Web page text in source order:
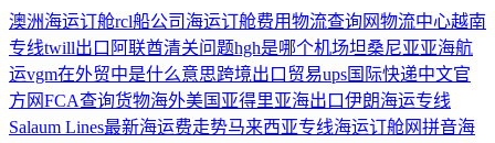
澳洲海运订舱rcl船公司 海运订舱费用物流查询网物流中心越南
专线twill出口阿联酋清关问题hgh是哪个机场坦桑尼亚亚海航
运vgm在外贸中是什么意思跨境出口贸易ups国际快递中文官
方网FCA查询货物海外美国 亚得里亚海出口伊朗海运专线
Salaum Lines最新海运费走势马来西亚专线海运订舱网拼音海